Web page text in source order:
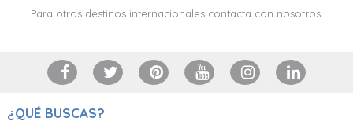
Para otros destinos internacionales contacta con nosotros.
¿QUÉ BUSCAS?